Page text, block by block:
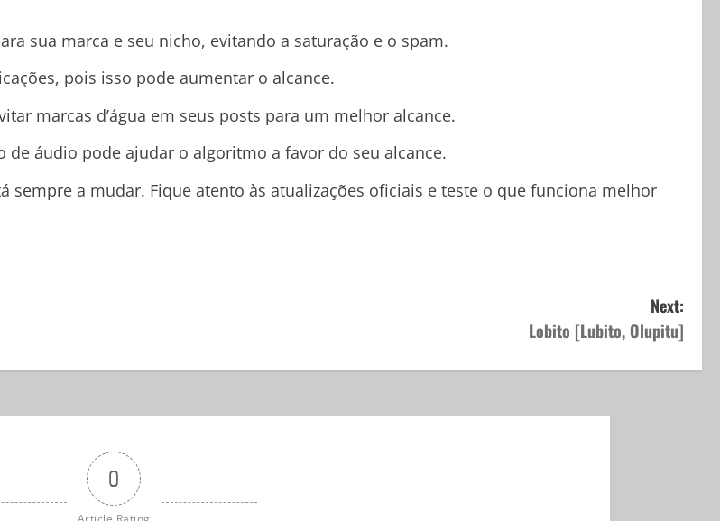
sua marca e seu nicho, evitando a saturação e o spam.
pois isso pode aumentar o alcance.
marcas d’água em seus posts para um melhor alcance.
de áudio pode ajudar o algoritmo a favor do seu alcance.
sempre a mudar. Fique atento às atualizações oficiais e teste o que funciona melhor
Next:
Lobito [Lubito, Olupitu]
0